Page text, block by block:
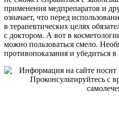
применения медпрепаратов и
означает, что перед
в терапевтических целях
с доктором. А вот в
можно пользоваться смело.
противопоказания и убедиться в